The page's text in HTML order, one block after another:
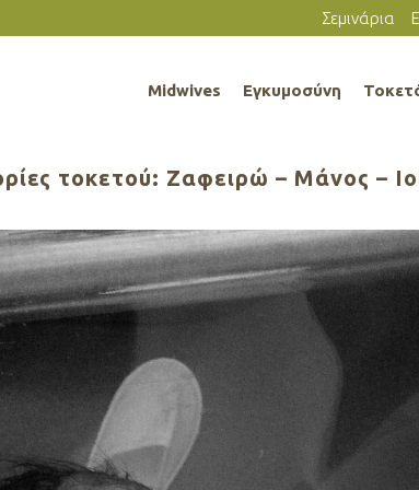
Σεμινάρια
Midwives Εγκυμοσύνη
τοκετού: Ζαφειρώ – Mάνος –